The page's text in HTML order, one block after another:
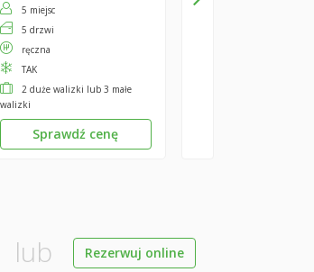
5 miejsc
5 drzwi
ręczna
TAK
2 duże walizki lub 3 małe
walizki
Sprawdź cenę
lub Rezerwuj online